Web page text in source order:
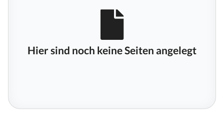
Hier sind noch keine Seiten angelegt